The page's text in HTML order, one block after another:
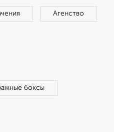
Агенство
боксы